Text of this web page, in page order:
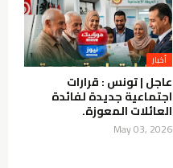
عاجل | تونس : قرارات
اجتماعية جديدة لفائدة
العائلات المعوزة.
May 03, 2026